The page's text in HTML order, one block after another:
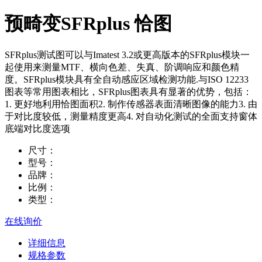
预畸变SFRplus 恰图
SFRplus测试图可以与Imatest 3.2或更高版本的SFRplus模块一
起使用来测量MTF、横向色差、失真、阶调响应和颜色精
度。SFRplus模块具有全自动感应区域检测功能.与ISO 12233
图表等常用图表相比，SFRplus图表具有显著的优势，包括：
1. 更好地利用恰图面积2. 制作传感器表面清晰图像的能力3. 由
于对比度较低，测量精度更高4. 对自动化测试的全面支持窗体
底端对比度选项
尺寸：
型号：
品牌：
比例：
类型：
在线询价
详细信息
规格参数